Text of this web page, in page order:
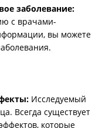
заболевание:
с врачами-
вы можете
Исследуемый
Всегда существует
которые